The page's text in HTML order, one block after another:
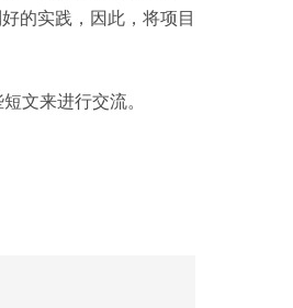
的实践，因此，将项目
文来进行交流。